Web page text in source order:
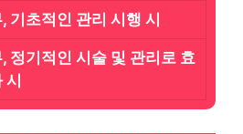
기초적인 관리 시행 시
정기적인 시술 및 관리로 효